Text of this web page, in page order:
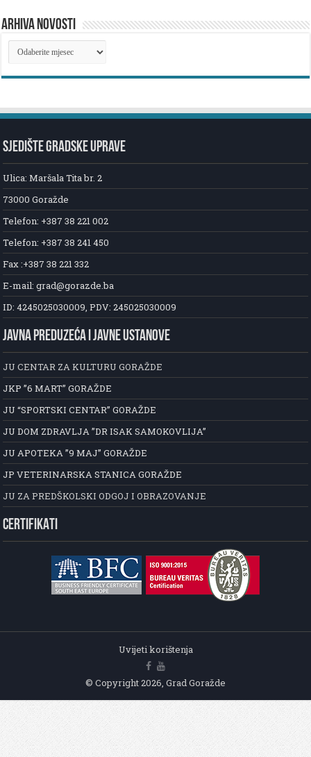
ARHIVA NOVOSTI
ARHIVA
NOVOSTI
SJEDIŠTE GRADSKE UPRAVE
Ulica: Maršala Tita br. 2
73000 Goražde
Telefon: +387 38 221 002
Telefon: +387 38 241 450
Fax :+387 38 221 332
E-mail: grad@gorazde.ba
ID: 4245025030009, PDV: 245025030009
JAVNA PREDUZEĆA I JAVNE USTANOVE
JU CENTAR ZA KULTURU GORAŽDE
JKP ”6 MART” GORAŽDE
JU “SPORTSKI CENTAR” GORAŽDE
JU DOM ZDRAVLJA ”DR ISAK SAMOKOVLIJA”
JU APOTEKA ”9 MAJ” GORAŽDE
JP VETERINARSKA STANICA GORAŽDE
JU ZA PREDŠKOLSKI ODGOJ I OBRAZOVANJE
CERTIFIKATI
Uvijeti korištenja
© Copyright 2026, Grad Goražde